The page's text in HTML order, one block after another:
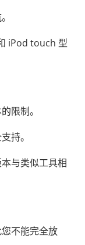
iPod touch 型
限制。
持。
与类似工具相
不能完全放